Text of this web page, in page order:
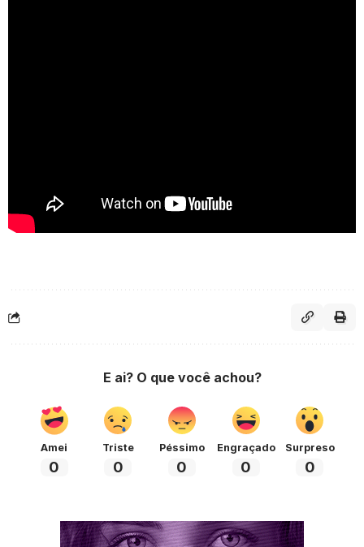
E ai? O que você achou?
Amei
0
Triste
0
Péssimo
0
Engraçado
0
Surpreso
0